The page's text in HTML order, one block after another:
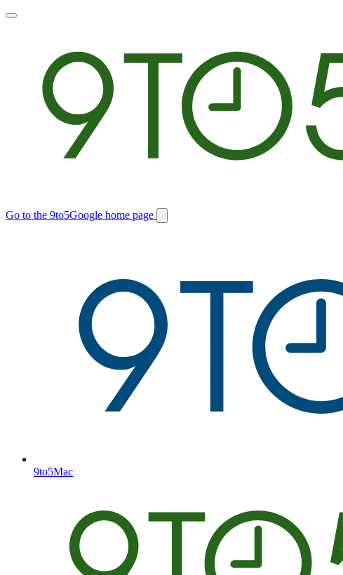
Toggle
Go to the 9to5Google home page
Switch
9to5Mac